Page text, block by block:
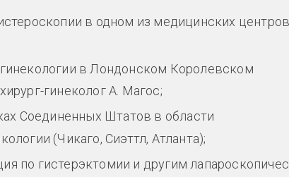
в одном из медицинских
в Лондонском Королевском
гинеколог А. Магос;
Соединенных Штатов в области
(Чикаго, Сиэттл, Атланта);
по гистерэктомии и другим